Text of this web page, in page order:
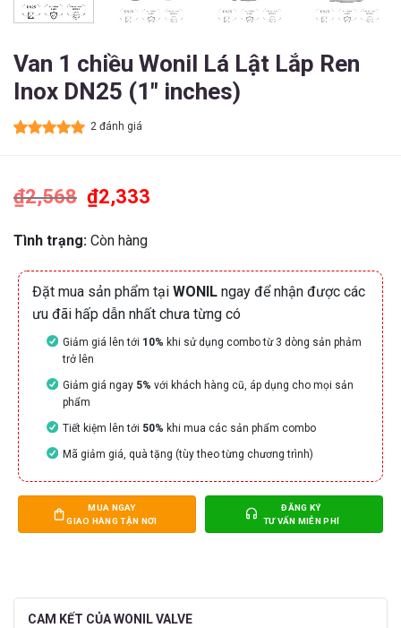
Van 1 chiều Wonil Lá Lật Lắp Ren
Inox DN25 (1″ inches)
2 đánh giá
₫2,568 Giá
gốc
₫2,568.
₫2,333
Tình trạng: Còn hàng
Đặt mua sản phẩm tại WONIL ngay để nhận được các
ưu đãi hấp dẫn nhất chưa từng có
Giảm giá lên tới 10% khi sử dụng combo từ 3 dòng sản phảm
trở lên
Giảm giá ngay 5% với khách hàng cũ, áp dụng cho mọi sản
phẩm
Tiết kiệm lên tới 50% khi mua các sản phẩm combo
Mã giảm giá, quà tặng (tùy theo từng chương trình)
MUA NGAY
GIAO HÀNG TẬN NƠI
ĐĂNG KÝ
TƯ VẤN MIỄN PHÍ
CAM KẾT CỦA WONIL VALVE